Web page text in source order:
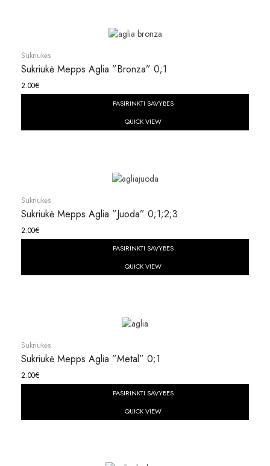
Sukriukės
Sukriukė Mepps Aglia ”bronza” 0;1
2.00€
PASIRINKTI SAVYBES
QUICK VIEW
Sukriukės
Sukriukė Mepps Aglia ”juoda” 0;1;2;3
2.00€
PASIRINKTI SAVYBES
QUICK VIEW
Sukriukės
Sukriukė Mepps Aglia ”metal” 0;1
2.00€
PASIRINKTI SAVYBES
QUICK VIEW